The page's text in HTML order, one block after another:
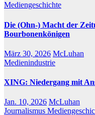
Mediengeschichte
Die (Ohn-) Macht der
Bourbonenkönigen
März 30, 2026 McLuhan
Medienindustrie
XING: Niedergang mit
Jan. 10, 2026 McLuhan
Journalismus